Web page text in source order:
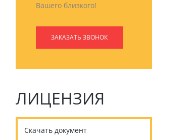
Вашего близкого!
ЗАКАЗАТЬ ЗВОНОК
ЛИЦЕНЗИЯ
Скачать документ